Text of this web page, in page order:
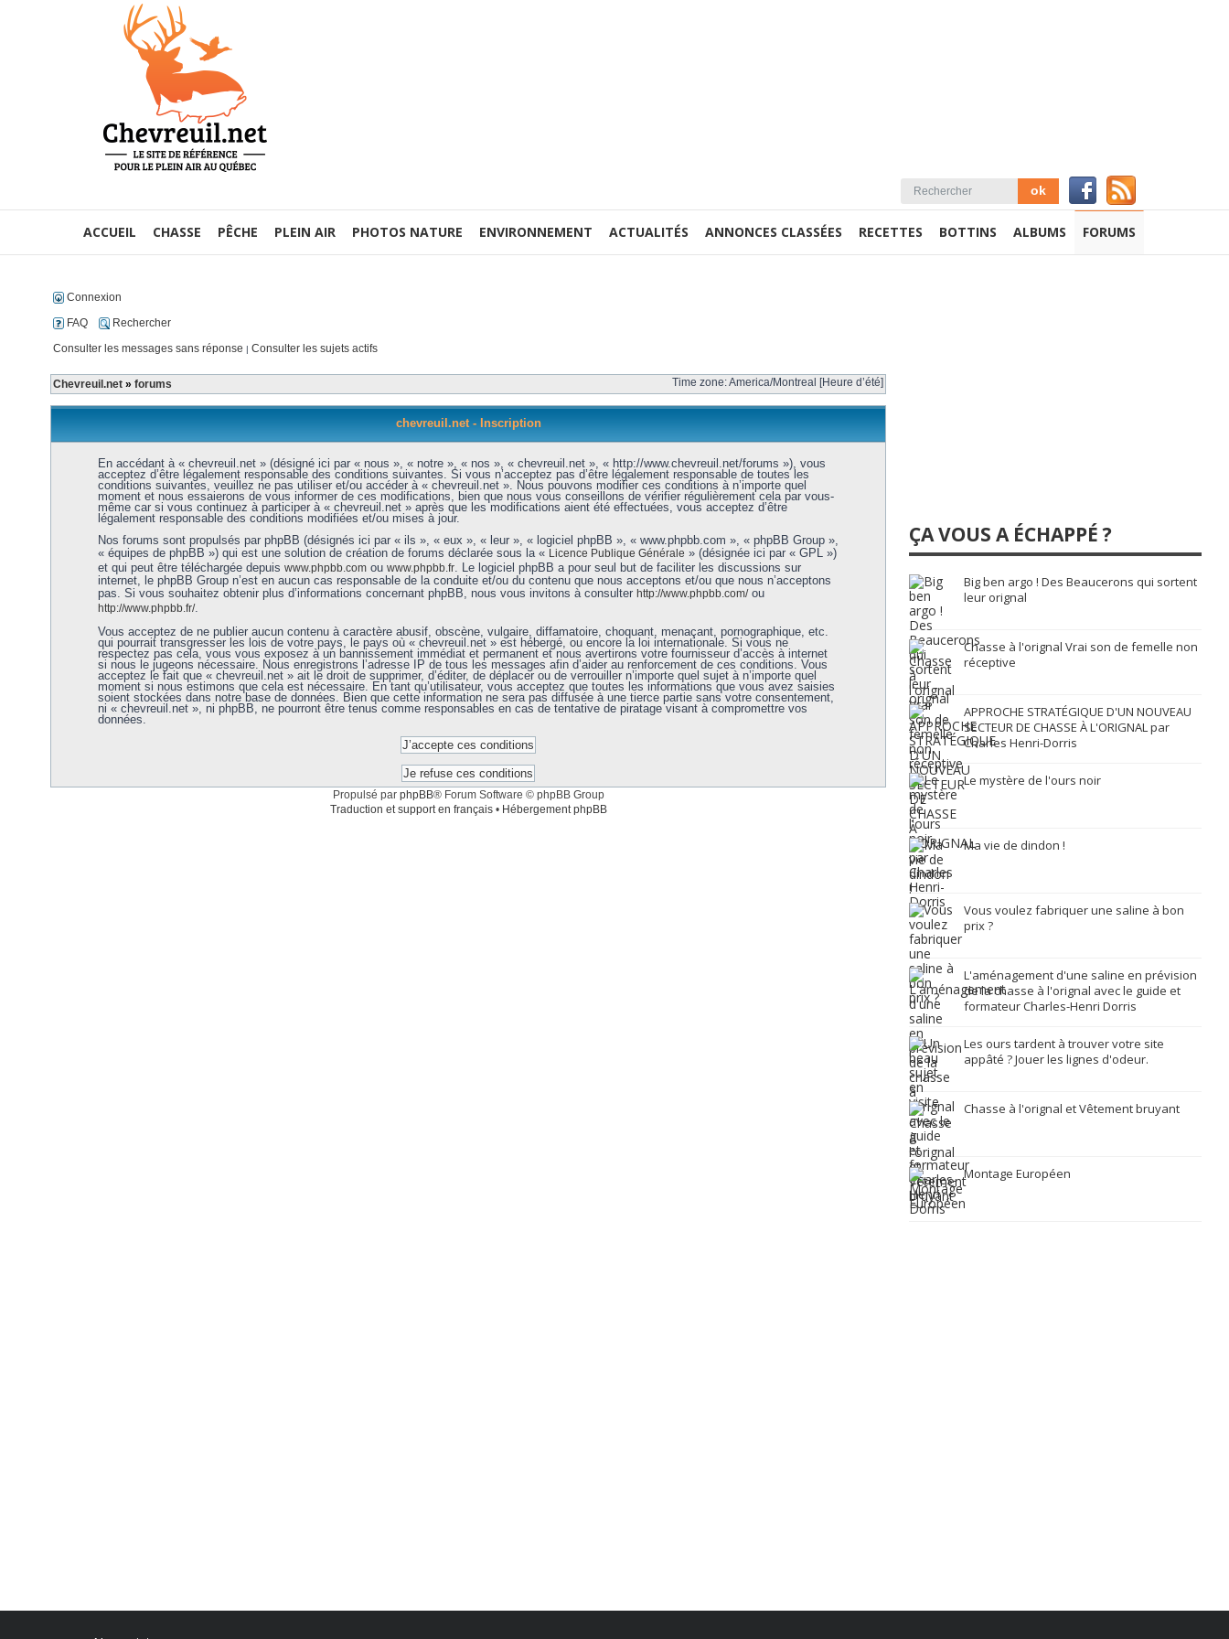
ACCUEIL CHASSE PÊCHE PLEIN AIR PHOTOS NATURE ENVIRONNEMENT ACTUALITÉS ANNONCES CLASSÉES RECETTES BOTTINS ALBUMS FORUMS
Connexion
FAQ
Rechercher
Consulter les messages sans réponse | Consulter les sujets actifs
Chevreuil.net » forums Time zone: America/Montreal [Heure d’été]
chevreuil.net - Inscription
En accédant à « chevreuil.net » (désigné ici par « nous », « notre », « nos », « chevreuil.net », « http://www.chevreuil.net/forums »), vous
acceptez d’être légalement responsable des conditions suivantes. Si vous n’acceptez pas d’être légalement responsable de toutes les
conditions suivantes, veuillez ne pas utiliser et/ou accéder à « chevreuil.net ». Nous pouvons modifier ces conditions à n’importe quel
moment et nous essaierons de vous informer de ces modifications, bien que nous vous conseillons de vérifier régulièrement cela par vous-
même car si vous continuez à participer à « chevreuil.net » après que les modifications aient été effectuées, vous acceptez d’être
légalement responsable des conditions modifiées et/ou mises à jour.
Nos forums sont propulsés par phpBB (désignés ici par « ils », « eux », « leur », « logiciel phpBB », « www.phpbb.com », « phpBB Group »,
« équipes de phpBB ») qui est une solution de création de forums déclarée sous la « Licence Publique Générale » (désignée ici par « GPL »)
et qui peut être téléchargée depuis www.phpbb.comou www.phpbb.fr. Le logiciel phpBB a pour seul but de faciliter les discussions sur
internet, le phpBB Group n’est en aucun cas responsable de la conduite et/ou du contenu que nous acceptons et/ou que nous n’acceptons
pas. Si vous souhaitez obtenir plus d’informations concernant phpBB, nous vous invitons à consulter http://www.phpbb.com/ou
http://www.phpbb.fr/.
Vous acceptez de ne publier aucun contenu à caractère abusif, obscène, vulgaire, diffamatoire, choquant, menaçant, pornographique, etc.
qui pourrait transgresser les lois de votre pays, le pays où « chevreuil.net » est hébergé, ou encore la loi internationale. Si vous ne
respectez pas cela, vous vous exposez à un bannissement immédiat et permanent et nous avertirons votre fournisseur d’accès à internet
si nous le jugeons nécessaire. Nous enregistrons l’adresse IP de tous les messages afin d’aider au renforcement de ces conditions. Vous
acceptez le fait que « chevreuil.net » ait le droit de supprimer, d’éditer, de déplacer ou de verrouiller n’importe quel sujet à n’importe quel
moment si nous estimons que cela est nécessaire. En tant qu’utilisateur, vous acceptez que toutes les informations que vous avez saisies
soient stockées dans notre base de données. Bien que cette information ne sera pas diffusée à une tierce partie sans votre consentement,
ni « chevreuil.net », ni phpBB, ne pourront être tenus comme responsables en cas de tentative de piratage visant à compromettre vos
données.
Propulsé par phpBB® Forum Software © phpBB Group
Traduction et support en français• Hébergement phpBB
ÇA VOUS A ÉCHAPPÉ ?
Big ben argo ! Des Beaucerons qui sortent
leur orignal
Chasse à l'orignal Vrai son de femelle non
réceptive
APPROCHE STRATÉGIQUE D'UN NOUVEAU
SECTEUR DE CHASSE À L'ORIGNAL par
Charles Henri-Dorris
Le mystère de l'ours noir
Ma vie de dindon !
Vous voulez fabriquer une saline à bon
prix ?
L'aménagement d'une saline en prévision
de la chasse à l'orignal avec le guide et
formateur Charles-Henri Dorris
Les ours tardent à trouver votre site
appâté ? Jouer les lignes d'odeur.
Chasse à l'orignal et Vêtement bruyant
Montage Européen